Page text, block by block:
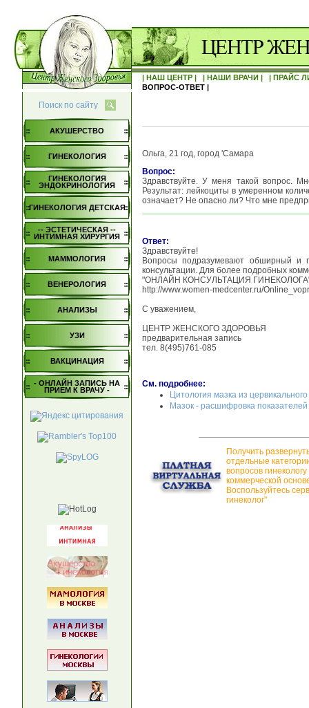
| НАШ ЦЕНТР | | НАШИ ВРАЧИ |
| ПРАЙС
ВОПРОС-ОТВЕТ |
Поиск по сайту
АКУШЕРСТВО
ГИНЕКОЛОГИЯ
ГИНЕКОЛОГИЯ
ЭНДОКРИНОЛОГИЯ
ГИНЕКОЛОГИЯ ДЕТСКАЯ
-- ЭСТЕТИЧЕСКАЯ --
ИНТИМНАЯ ХИРУРГИЯ
МАММОЛОГИЯ
ВЕНЕРОЛОГИЯ
АНАЛИЗЫ
УЗИ
ВАКЦИНАЦИЯ
- ОНЛАЙН ЗАПИСЬ НА
ПРИЕМ К ВРАЧУ -
Ольга, 21 год, город 'Самара
Вопрос:
Здравствуйте. У меня такой вопрос.
Результат: лейкоциты в умеренном
означает? Не опасно ли? Что мне
Ответ:
Здравствуйте!
Вопросы подразумевают обширный и
консультации. Для более подробных
"ОНЛАЙН КОНСУЛЬТАЦИЯ
http://www.women-medcenter.ru/
С уважением,
ЦЕНТР ЖЕНСКОГО ЗДОРОВЬЯ
предварительная запись
тел. 8(495)761-085
См. подробнее:
Цитология мазка из
Мазок - расшифровка
Получить
отдельные
вопросов
коммерческой
Воспользуйтесь
гинеколог"